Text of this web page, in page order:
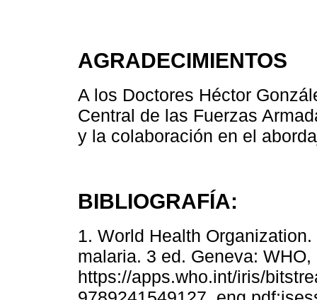
AGRADECIMIENTOS
A los Doctores Héctor
Central de las Fuerzas
y la colaboración en el
BIBLIOGRAFÍA:
1. World Health
malaria. 3 ed. Geneva:
https://apps.who.int/iris/